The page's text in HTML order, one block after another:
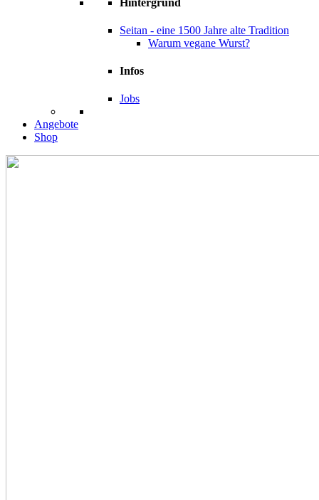
Seitan - eine 1500 Jahre alte Tradition
Warum vegane Wurst?
Infos
Jobs
Angebote
Shop